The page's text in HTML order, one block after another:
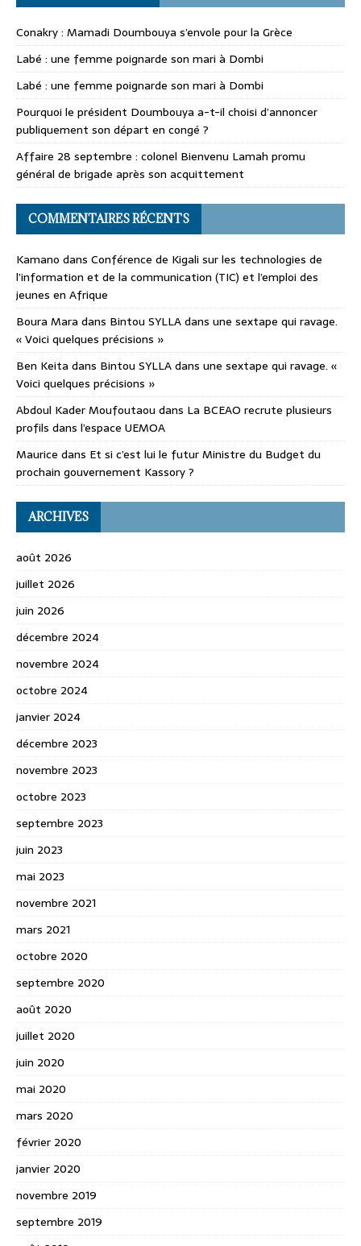
Conakry : Mamadi Doumbouya s’envole pour la Grèce
Labé : une femme poignarde son mari à Dombi
Labé : une femme poignarde son mari à Dombi
Pourquoi le président Doumbouya a-t-il choisi d’annoncer
publiquement son départ en congé ?
Affaire 28 septembre : colonel Bienvenu Lamah promu
général de brigade après son acquittement
COMMENTAIRES RÉCENTS
Kamano dans Conférence de Kigali sur les technologies de
l’information et de la communication (TIC) et l’emploi des
jeunes en Afrique
Boura Mara dans Bintou SYLLA dans une sextape qui ravage.
« Voici quelques précisions »
Ben Keita dans Bintou SYLLA dans une sextape qui ravage. «
Voici quelques précisions »
Abdoul Kader Moufoutaou dans La BCEAO recrute plusieurs
profils dans l’espace UEMOA
Maurice dans Et si c’est lui le futur Ministre du Budget du
prochain gouvernement Kassory ?
ARCHIVES
août 2026
juillet 2026
juin 2026
décembre 2024
novembre 2024
octobre 2024
janvier 2024
décembre 2023
novembre 2023
octobre 2023
septembre 2023
juin 2023
mai 2023
novembre 2021
mars 2021
octobre 2020
septembre 2020
août 2020
juillet 2020
juin 2020
mai 2020
mars 2020
février 2020
janvier 2020
novembre 2019
septembre 2019